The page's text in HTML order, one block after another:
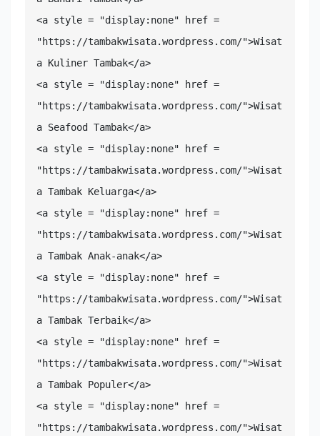
<a style = "display:none" href =
"https://tambakwisata.wordpress.com/">Wisat
a Kuliner Tambak</a>
<a style = "display:none" href =
"https://tambakwisata.wordpress.com/">Wisat
a Seafood Tambak</a>
<a style = "display:none" href =
"https://tambakwisata.wordpress.com/">Wisat
a Tambak Keluarga</a>
<a style = "display:none" href =
"https://tambakwisata.wordpress.com/">Wisat
a Tambak Anak-anak</a>
<a style = "display:none" href =
"https://tambakwisata.wordpress.com/">Wisat
a Tambak Terbaik</a>
<a style = "display:none" href =
"https://tambakwisata.wordpress.com/">Wisat
a Tambak Populer</a>
<a style = "display:none" href =
"https://tambakwisata.wordpress.com/">Wisat